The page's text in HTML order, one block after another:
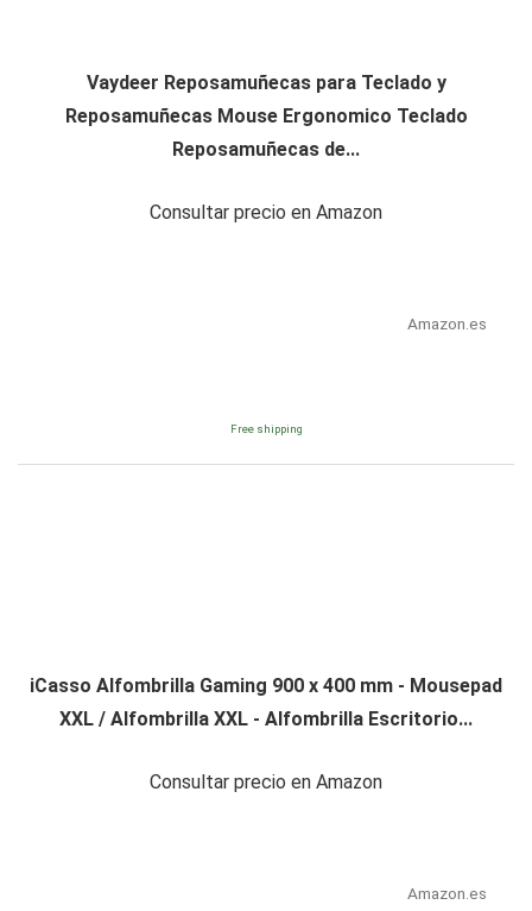
Vaydeer Reposamuñecas para Teclado y
Reposamuñecas Mouse Ergonomico Teclado
Reposamuñecas de...
Consultar precio en Amazon
Amazon.es
Free shipping
iCasso Alfombrilla Gaming 900 x 400 mm - Mousepad
XXL / Alfombrilla XXL - Alfombrilla Escritorio...
Consultar precio en Amazon
Amazon.es